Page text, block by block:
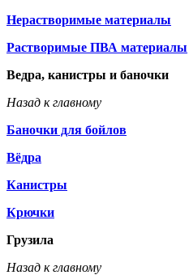
Нерастворимые материалы
Растворимые ПВА материалы
Ведра, канистры и баночки
Назад к главному
Баночки для бойлов
Вёдра
Канистры
Крючки
Грузила
Назад к главному